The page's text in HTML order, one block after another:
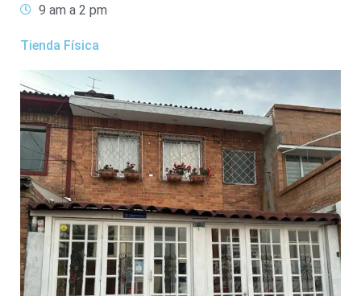
9 am a 2 pm
Tienda Física